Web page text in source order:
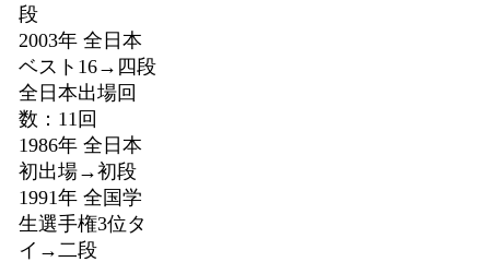
段
2003年 全日本
ベスト16→四段
全日本出場回
数：11回
1986年 全日本
初出場→初段
1991年 全国学
生選手権3位タ
イ→二段